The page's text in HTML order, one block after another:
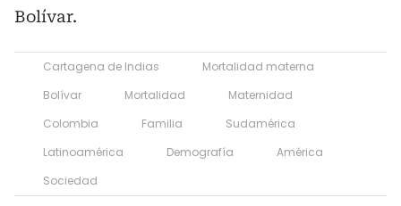
Bolívar.
Cartagena de Indias
Mortalidad materna
Bolívar
Mortalidad
Maternidad
Colombia
Familia
Sudamérica
Latinoamérica
Demografía
América
Sociedad